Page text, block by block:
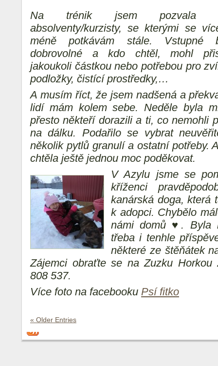
Na trénik jsem pozvala
absolventy/kurzisty, se kterými se
méně potkávám stále. Vstupné
dobrovolné a kdo chtěl, mohl
jakoukoli částkou nebo potřebou pro
podložky, čistící prostředky,…
A musím říct, že jsem nadšená a
lidí mám kolem sebe. Neděle byla
přesto někteří dorazili a ti, co nemohli
na dálku. Podařilo se vybrat
několik pytlů granulí a ostatní potřeby.
chtěla ještě jednou moc poděkovat.
V Azylu jsme se
kříženci
kanárská doga, která
k adopci. Chybělo
námi domů ♥. Byla
třeba i tenhle
některé ze štěňátek
Zájemci obraťte se na Zuzku
808 537.
Více foto na facebooku Psí fitko
« Older Entries